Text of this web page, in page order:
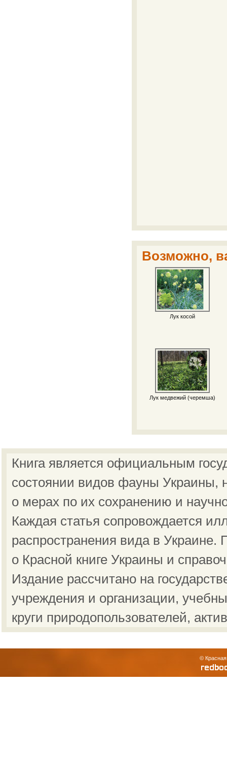
Возможно,
Лук косой
Лук медвежий (черемша)
Книга является официальным
состоянии видов фауны Украины,
о мерах по их сохранению и
Каждая статья сопровождается
распространения вида в
о Красной книге Украины и
Издание рассчитано на
учреждения и организации,
круги природопользователей,
©